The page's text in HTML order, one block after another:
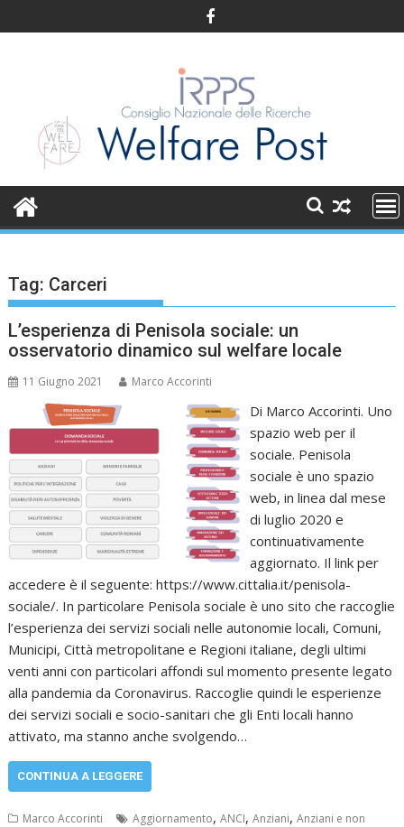
to
Tag: Carceri
L’esperienza di Penisola sociale: un
osservatorio dinamico sul welfare locale
11 Giugno 2021 Marco Accorinti
Di Marco Accorinti. Uno
spazio web per il
sociale. Penisola
sociale è uno spazio
web, in linea dal mese
di luglio 2020 e
continuativamente
aggiornato. Il link per
accedere è il seguente: https://www.cittalia.it/penisola-
sociale/. In particolare Penisola sociale è uno sito che raccoglie
l’esperienza dei servizi sociali nelle autonomie locali, Comuni,
Municipi, Città metropolitane e Regioni italiane, degli ultimi
venti anni con particolari affondi sul momento presente legato
alla pandemia da Coronavirus. Raccoglie quindi le esperienze
dei servizi sociali e socio-sanitari che gli Enti locali hanno
attivato, ma stanno anche svolgendo…
CONTINUA A LEGGERE
Marco Accorinti Aggiornamento,ANCI,Anziani,Anziani e non